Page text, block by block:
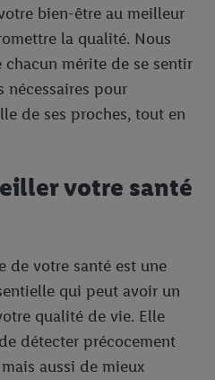
bien-être au meilleur
la qualité. Nous
mérite de se sentir
pour
de ses proches, tout en
votre santé
de votre santé est une
qui peut avoir un
qualité de vie. Elle
détecter précocement
aussi de mieux